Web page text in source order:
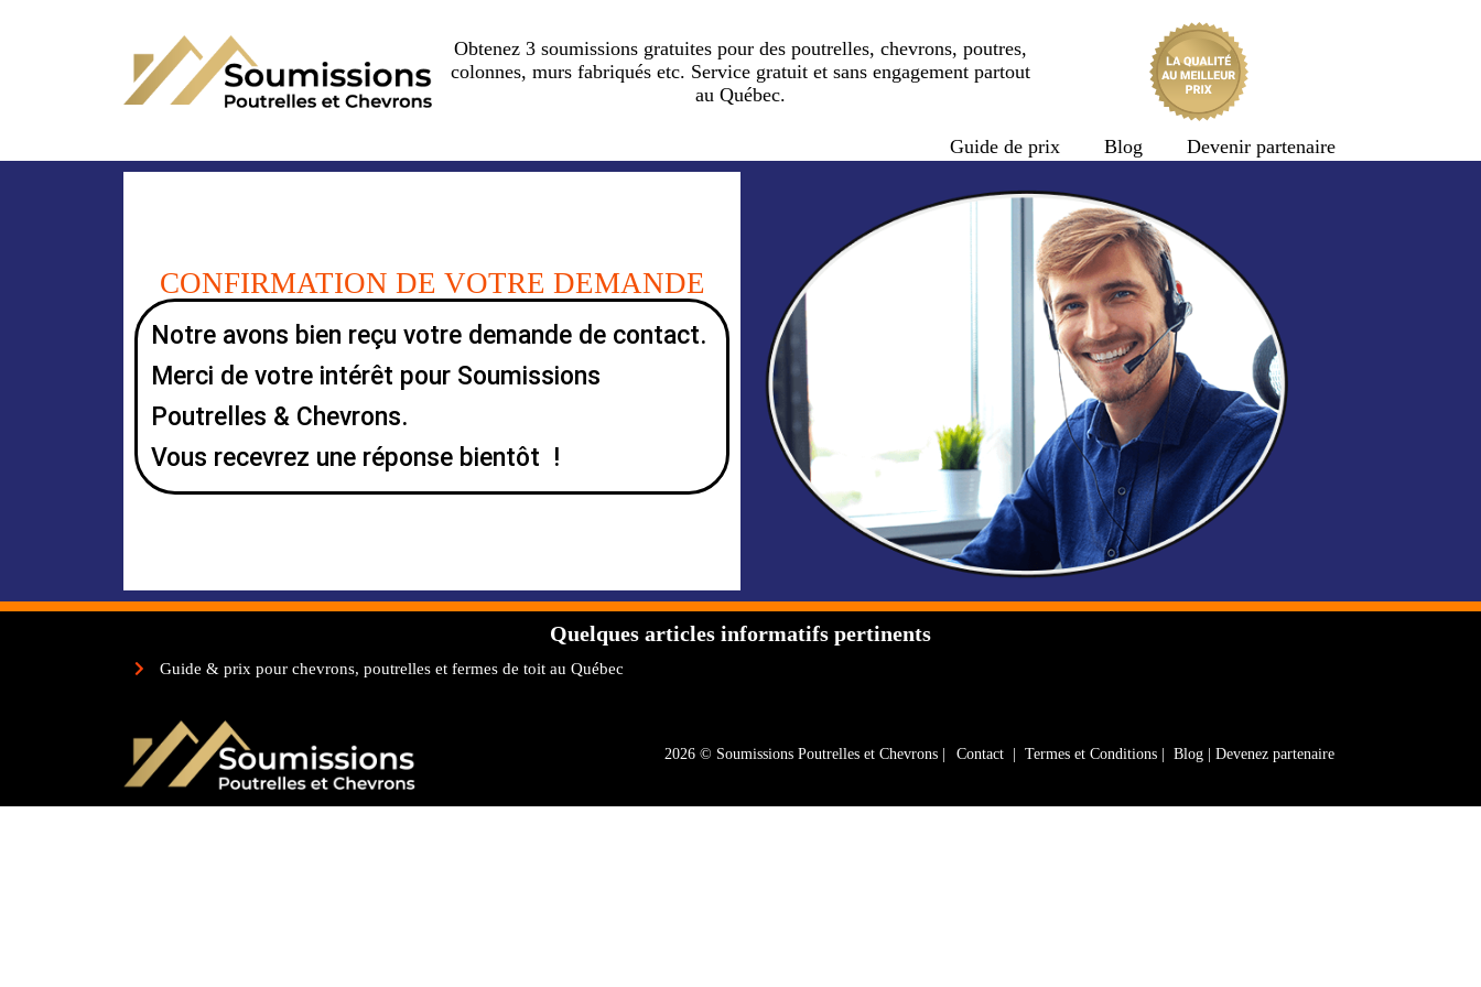
Obtenez 3 soumissions gratuites pour des poutrelles, chevrons, poutres,
colonnes, murs fabriqués etc. Service gratuit et sans engagement partout
au Québec.
Guide de prix Blog Devenir partenaire
CONFIRMATION DE VOTRE DEMANDE
Notre avons bien reçu votre demande de contact.
Merci de votre intérêt pour Soumissions
Poutrelles & Chevrons.
Vous recevrez une réponse bientôt !
Quelques articles informatifs pertinents
Guide & prix pour chevrons, poutrelles et fermes de toit au Québec
2026 © Soumissions Poutrelles et Chevrons | Contact |Termes et Conditions |Blog |Devenez partenaire